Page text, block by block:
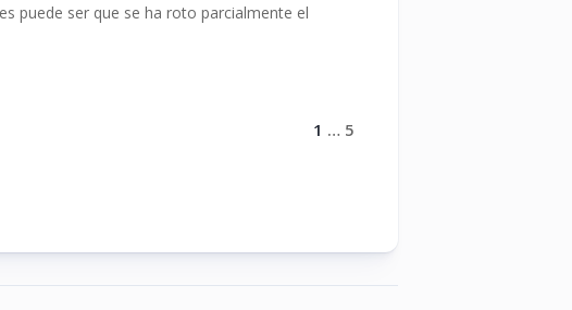
puede ser que se ha roto parcialmente el
1 … 5